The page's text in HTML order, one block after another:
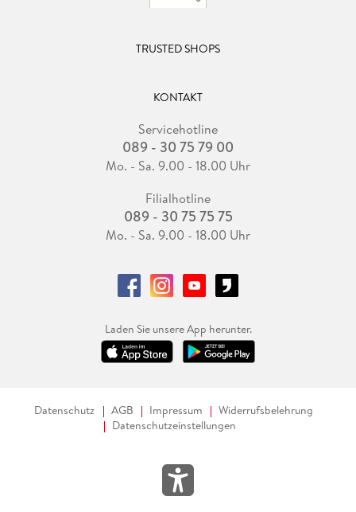
TRUSTED SHOPS
KONTAKT
Servicehotline
089 - 30 75 79 00
Mo. - Sa. 9.00 - 18.00 Uhr
Filialhotline
089 - 30 75 75 75
Mo. - Sa. 9.00 - 18.00 Uhr
Laden Sie unsere App herunter.
Datenschutz AGB Impressum
Widerrufsbelehrung
Datenschutzeinstellungen